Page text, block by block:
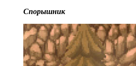
Спорышник